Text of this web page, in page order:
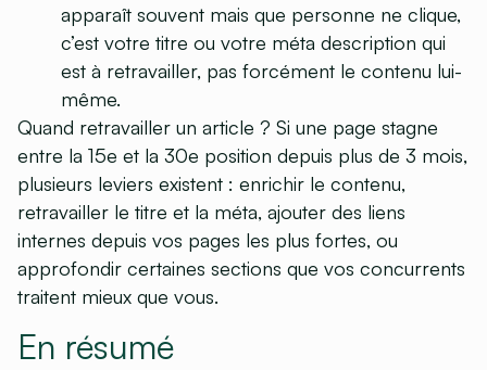
apparaît souvent mais que personne ne clique,
c’est votre titre ou votre méta description qui
est à retravailler, pas forcément le contenu lui-
même.
Quand retravailler un article ? Si une page stagne
entre la 15e et la 30e position depuis plus de 3 mois,
plusieurs leviers existent : enrichir le contenu,
retravailler le titre et la méta, ajouter des liens
internes depuis vos pages les plus fortes, ou
approfondir certaines sections que vos concurrents
traitent mieux que vous.
En résumé